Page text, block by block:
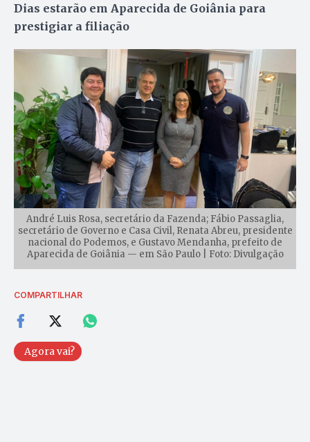
Dias estarão em Aparecida de Goiânia para
prestigiar a filiação
André Luis Rosa, secretário da Fazenda; Fábio Passaglia,
secretário de Governo e Casa Civil, Renata Abreu, presidente
nacional do Podemos, e Gustavo Mendanha, prefeito de
Aparecida de Goiânia — em São Paulo | Foto: Divulgação
COMPARTILHAR
Agora vai?